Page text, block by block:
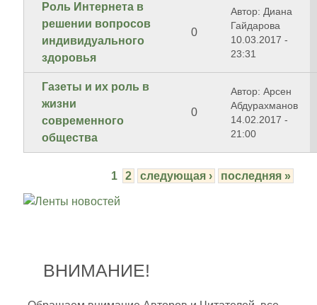
Роль Интернета в
решении вопросов
индивидуального
здоровья
0
Автор: Диана
Гайдарова
10.03.2017 -
23:31
Газеты и их роль в
жизни
современного
общества
0
Автор: Арсен
Абдурахманов
14.02.2017 -
21:00
1 2 следующая › последняя »
ВНИМАНИЕ!